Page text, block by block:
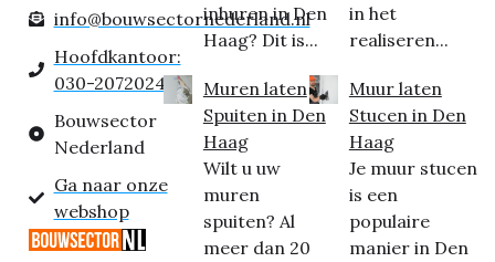
info@bouwsectornederland.nl
Hoofdkantoor:
030-2072024
Bouwsector
Nederland
Ga naar onze
webshop
inhuren in Den
Haag? Dit is...
Muren laten
Spuiten in Den
Haag
Wilt u uw
muren
spuiten? Al
meer dan 20
in het
realiseren...
Muur laten
Stucen in Den
Haag
Je muur stucen
is een
populaire
manier in Den